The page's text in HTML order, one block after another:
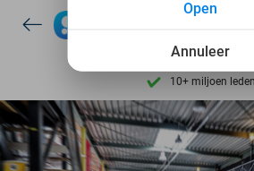
Ontdek 15.000+
7 dagen per week
10+ miljoen leden
9,4 op
Ontdek 15.000+
Annuleer
Open